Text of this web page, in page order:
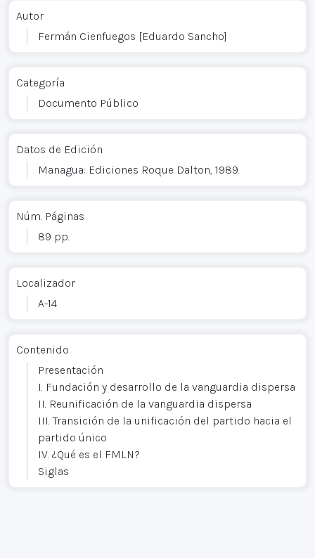
Autor
Fermán Cienfuegos [Eduardo Sancho]
Categoría
Documento Público
Datos de Edición
Managua: Ediciones Roque Dalton, 1989.
Núm. Páginas
89 pp.
Localizador
A-14
Contenido
Presentación
I. Fundación y desarrollo de la vanguardia dispersa
II. Reunificación de la vanguardia dispersa
III. Transición de la unificación del partido hacia el
partido único
IV. ¿Qué es el FMLN?
Siglas